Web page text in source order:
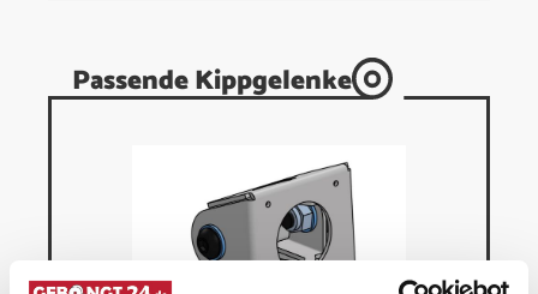
Passende Kippgelenke